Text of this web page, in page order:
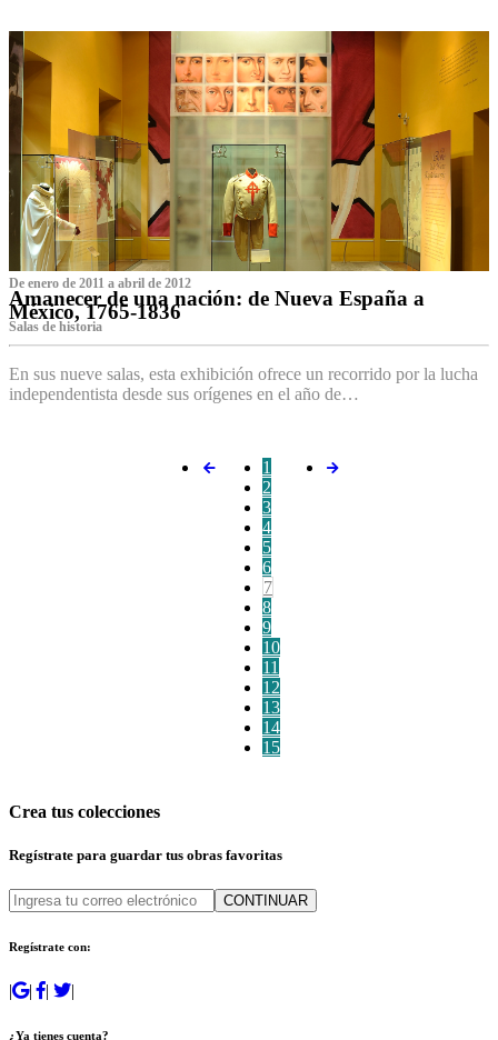
De enero de 2011 a abril de 2012
Amanecer de una nación: de Nueva España a
México, 1765-1836
Salas de historia
En sus nueve salas, esta exhibición ofrece un recorrido por la lucha
independentista desde sus orígenes en el año de…
1
2
3
4
5
6
7
8
9
10
11
12
13
14
15
Crea tus colecciones
Regístrate para guardar tus obras favoritas
CONTINUAR
Regístrate con:
| | | |
¿Ya tienes cuenta?